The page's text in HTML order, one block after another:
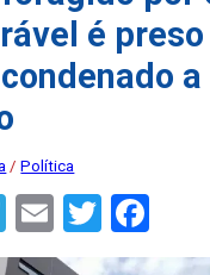
é
/Política
Telegram
EmailTwitter